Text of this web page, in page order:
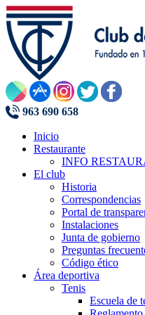
963 690 658
Inicio
Restaurante
INFO
El club
Historia
Correspondencias
Portal de
Instalaciones
Junta de gobierno
Preguntas
Código ético
Área deportiva
Tenis
Escuela de